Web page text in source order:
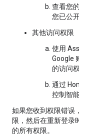
查看您的
您已公开
其他访问权限
使用
Google 账
的访问权限
通过
控制智能
如果您收到权限错误，
限，然后在重新登录时
的所有权限。